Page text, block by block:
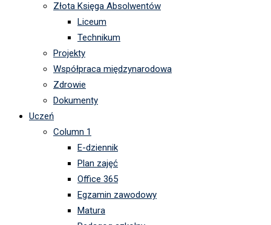
Złota Księga Absolwentów
Liceum
Technikum
Projekty
Współpraca międzynarodowa
Zdrowie
Dokumenty
Uczeń
Column 1
E-dziennik
Plan zajęć
Office 365
Egzamin zawodowy
Matura